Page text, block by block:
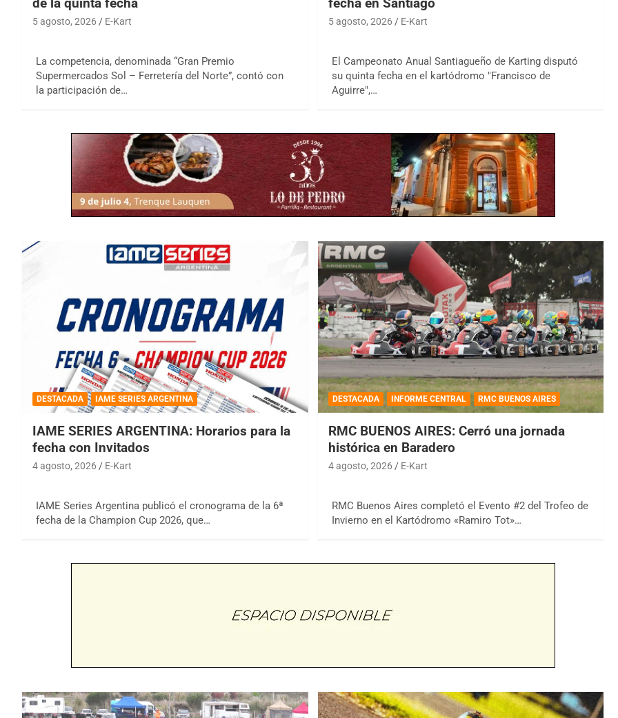
de la quinta fecha
5 agosto, 2026 E-Kart
La competencia, denominada “Gran Premio
Supermercados Sol – Ferretería del Norte”, contó con
la participación de…
fecha en Santiago
5 agosto, 2026 E-Kart
El Campeonato Anual Santiagueño de Karting disputó
su quinta fecha en el kartódromo "Francisco de
Aguirre",…
DESTACADA IAME SERIES ARGENTINA
IAME SERIES ARGENTINA: Horarios para la
fecha con Invitados
4 agosto, 2026 E-Kart
IAME Series Argentina publicó el cronograma de la 6ª
fecha de la Champion Cup 2026, que…
DESTACADA INFORME CENTRAL RMC BUENOS AIRES
RMC BUENOS AIRES: Cerró una jornada
histórica en Baradero
4 agosto, 2026 E-Kart
RMC Buenos Aires completó el Evento #2 del Trofeo de
Invierno en el Kartódromo «Ramiro Tot»…